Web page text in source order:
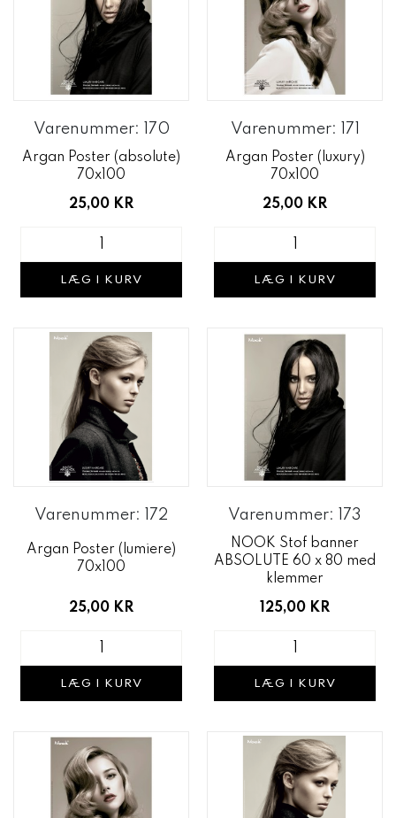
Varenummer: 170
Argan Poster (absolute)
70x100
25,00 KR
LÆG I KURV
Varenummer: 171
Argan Poster (luxury)
70x100
25,00 KR
LÆG I KURV
Varenummer: 172
Argan Poster (lumiere)
70x100
25,00 KR
LÆG I KURV
Varenummer: 173
NOOK Stof banner
ABSOLUTE 60 x 80 med
klemmer
125,00 KR
LÆG I KURV